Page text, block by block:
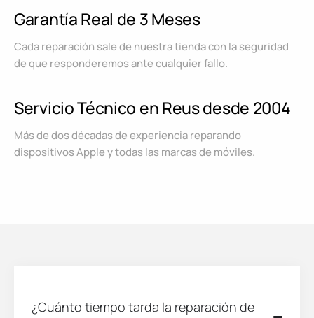
Garantía Real de 3 Meses
Cada reparación sale de nuestra tienda con la seguridad
de que responderemos ante cualquier fallo.
Servicio Técnico en Reus desde 2004
Más de dos décadas de experiencia reparando
dispositivos Apple y todas las marcas de móviles.
¿Cuánto tiempo tarda la reparación de